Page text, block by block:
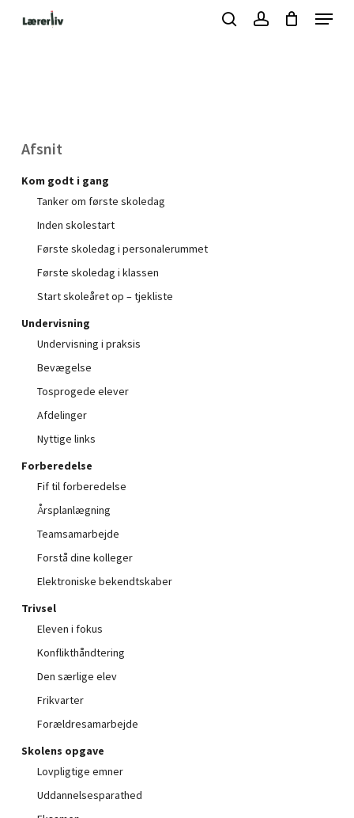
Menu
Afsnit
Kom godt i gang
Tanker om første skoledag
Inden skolestart
Første skoledag i personalerummet
Første skoledag i klassen
Start skoleåret op – tjekliste
Undervisning
Undervisning i praksis
Bevægelse
Tosprogede elever
Afdelinger
Nyttige links
Forberedelse
Fif til forberedelse
Årsplanlægning
Teamsamarbejde
Forstå dine kolleger
Elektroniske bekendtskaber
Trivsel
Eleven i fokus
Konflikthåndtering
Den særlige elev
Frikvarter
Forældresamarbejde
Skolens opgave
Lovpligtige emner
Uddannelsesparathed